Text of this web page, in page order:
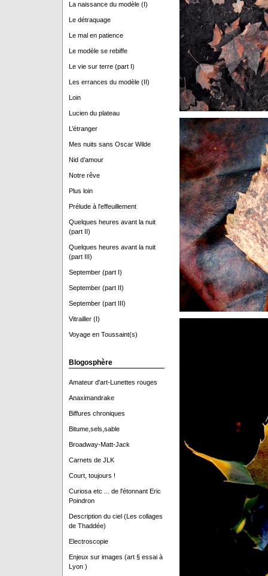
La naissance du modèle (I)
Le détraquage
Le mal en patience
Le modèle se rebiffe
Le vie sur terre (part I)
Les errances du modèle (II)
Loin
Lucien du plateau
L’étranger
Mes nuits sans Oscar Wilde
Nid d’amour
Notre rêve
Plus loin
Prélude à l'effeuillement
Quelques heures avant la nuit
(part II)
Quelques heures avant la nuit
(part III)
September (part I)
September (part II)
September (part III)
Vitrailler (I)
Voyage en Toussaint(s)
Blogosphère
Amateur d'art-Lunettes rouges
Anaximandrake
Biffures chroniques
Bitume,sels,sable
Broadway-Matt-Jack
Carnets de JLK
Court, toujours !
Curiosa etc ... de l'étonnant Eric
Poindron
Description du ciel (Les collages
de Thaddée)
Electroscopie
Enjeux sur images (art § essai à
Lyon )